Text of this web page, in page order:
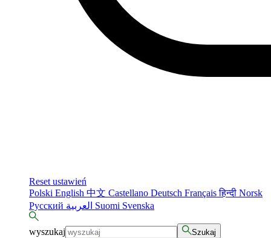
Reset ustawień
Polski English 中文 Castellano Deutsch Françaisहिन्दी Norsk
Русский
Suomi Svenska
wyszukaj Szukaj